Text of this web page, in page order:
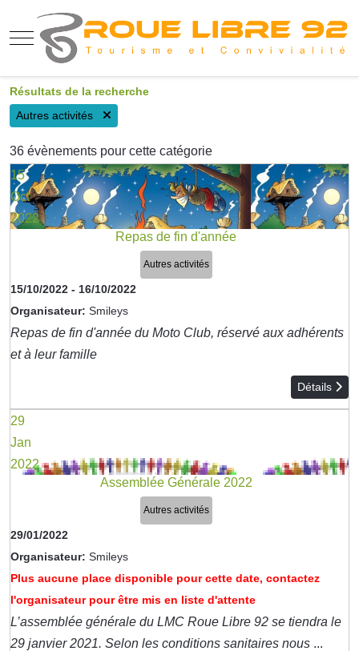
Mobile Menu Toggle
Résultats de la recherche
Autres activités
36 évènements pour cette catégorie
15
Oct
2022
Repas de fin d'année
Autres activités
15/10/2022 - 16/10/2022
Organisateur: Smileys
Repas de fin d'année du Moto Club, réservé aux adhérents
et à leur famille
Détails
29
Jan
2022
Assemblée Générale 2022
Autres activités
29/01/2022
Organisateur: Smileys
Plus aucune place disponible pour cette date, contactez
l'organisateur pour être mis en liste d'attente
L’assemblée générale du LMC Roue Libre 92 se tiendra le
29 janvier 2021. Selon les conditions sanitaires nous ...